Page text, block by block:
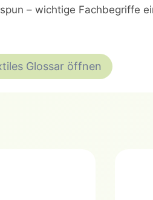
– wichtige Fachbegriffe
Glossar öffnen